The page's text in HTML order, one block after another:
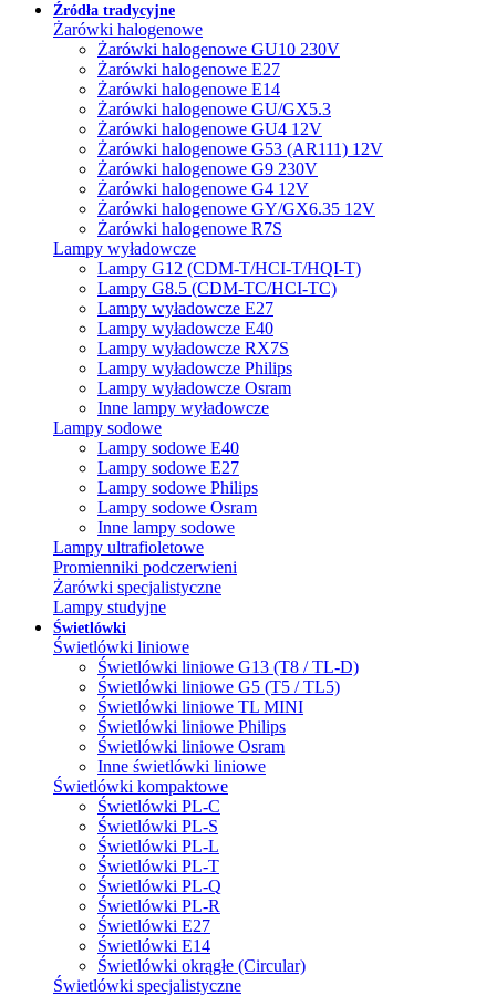
Źródła tradycyjne
Żarówki halogenowe
Żarówki halogenowe GU10 230V
Żarówki halogenowe E27
Żarówki halogenowe E14
Żarówki halogenowe GU/GX5.3
Żarówki halogenowe GU4 12V
Żarówki halogenowe G53 (AR111) 12V
Żarówki halogenowe G9 230V
Żarówki halogenowe G4 12V
Żarówki halogenowe GY/GX6.35 12V
Żarówki halogenowe R7S
Lampy wyładowcze
Lampy G12 (CDM-T/HCI-T/HQI-T)
Lampy G8.5 (CDM-TC/HCI-TC)
Lampy wyładowcze E27
Lampy wyładowcze E40
Lampy wyładowcze RX7S
Lampy wyładowcze Philips
Lampy wyładowcze Osram
Inne lampy wyładowcze
Lampy sodowe
Lampy sodowe E40
Lampy sodowe E27
Lampy sodowe Philips
Lampy sodowe Osram
Inne lampy sodowe
Lampy ultrafioletowe
Promienniki podczerwieni
Żarówki specjalistyczne
Lampy studyjne
Świetlówki
Świetlówki liniowe
Świetlówki liniowe G13 (T8 / TL-D)
Świetlówki liniowe G5 (T5 / TL5)
Świetlówki liniowe TL MINI
Świetlówki liniowe Philips
Świetlówki liniowe Osram
Inne świetlówki liniowe
Świetlówki kompaktowe
Świetlówki PL-C
Świetlówki PL-S
Świetlówki PL-L
Świetlówki PL-T
Świetlówki PL-Q
Świetlówki PL-R
Świetlówki E27
Świetlówki E14
Świetlówki okrągłe (Circular)
Świetlówki specjalistyczne